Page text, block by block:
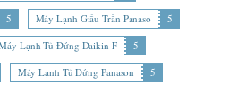
5 Máy Lạnh Giấu Trần Panaso
5
Lạnh Tủ Đứng Daikin F
5
Máy Lạnh Tủ Đứng Panason 5